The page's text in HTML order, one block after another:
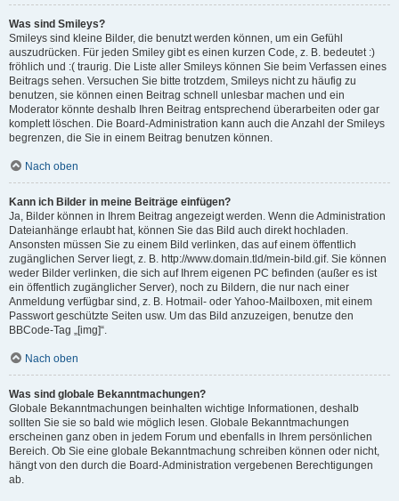
Was sind Smileys?
Smileys sind kleine Bilder, die benutzt werden können, um ein Gefühl
auszudrücken. Für jeden Smiley gibt es einen kurzen Code, z. B. bedeutet :)
fröhlich und :( traurig. Die Liste aller Smileys können Sie beim Verfassen eines
Beitrags sehen. Versuchen Sie bitte trotzdem, Smileys nicht zu häufig zu
benutzen, sie können einen Beitrag schnell unlesbar machen und ein
Moderator könnte deshalb Ihren Beitrag entsprechend überarbeiten oder gar
komplett löschen. Die Board-Administration kann auch die Anzahl der Smileys
begrenzen, die Sie in einem Beitrag benutzen können.
Nach oben
Kann ich Bilder in meine Beiträge einfügen?
Ja, Bilder können in Ihrem Beitrag angezeigt werden. Wenn die Administration
Dateianhänge erlaubt hat, können Sie das Bild auch direkt hochladen.
Ansonsten müssen Sie zu einem Bild verlinken, das auf einem öffentlich
zugänglichen Server liegt, z. B. http://www.domain.tld/mein-bild.gif. Sie können
weder Bilder verlinken, die sich auf Ihrem eigenen PC befinden (außer es ist
ein öffentlich zugänglicher Server), noch zu Bildern, die nur nach einer
Anmeldung verfügbar sind, z. B. Hotmail- oder Yahoo-Mailboxen, mit einem
Passwort geschützte Seiten usw. Um das Bild anzuzeigen, benutze den
BBCode-Tag „[img]“.
Nach oben
Was sind globale Bekanntmachungen?
Globale Bekanntmachungen beinhalten wichtige Informationen, deshalb
sollten Sie sie so bald wie möglich lesen. Globale Bekanntmachungen
erscheinen ganz oben in jedem Forum und ebenfalls in Ihrem persönlichen
Bereich. Ob Sie eine globale Bekanntmachung schreiben können oder nicht,
hängt von den durch die Board-Administration vergebenen Berechtigungen
ab.